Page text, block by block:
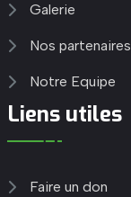
Galerie
Nos partenaires
Notre Equipe
Liens utiles
Faire un don